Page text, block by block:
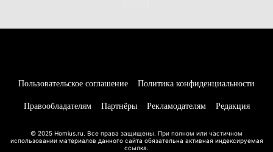
Пользовательское соглашение Политика конфиденциальности
Правообладателям Партнёры Рекламодателям Редакция
© 2025 Homius.ru. Все права защищены. При полном или частичном
использовании материалов данного сайта обязательна активная индексируемая
ссылка.